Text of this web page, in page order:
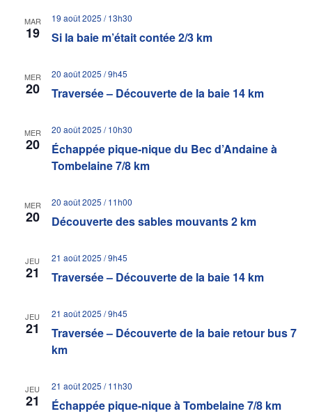
MAR
19 Si la baie m’était contée 2/3 km
19 août 2025 / 13h30
MER
20 Traversée – Découverte de la baie 14 km
20 août 2025 / 9h45
MER
20
Échappée pique-nique du Bec d’Andaine à
Tombelaine 7/8 km
20 août 2025 / 10h30
MER
20 Découverte des sables mouvants 2 km
20 août 2025 / 11h00
JEU
21 Traversée – Découverte de la baie 14 km
21 août 2025 / 9h45
JEU
21
Traversée – Découverte de la baie retour bus 7
km
21 août 2025 / 9h45
JEU
21 Échappée pique-nique à Tombelaine 7/8 km
21 août 2025 / 11h30